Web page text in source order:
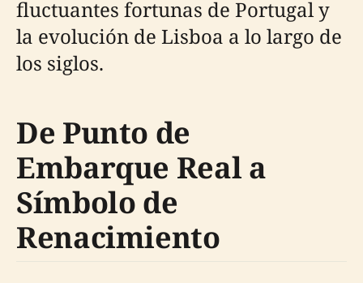
fluctuantes fortunas de Portugal y
la evolución de Lisboa a lo largo de
los siglos.
De Punto de
Embarque Real a
Símbolo de
Renacimiento